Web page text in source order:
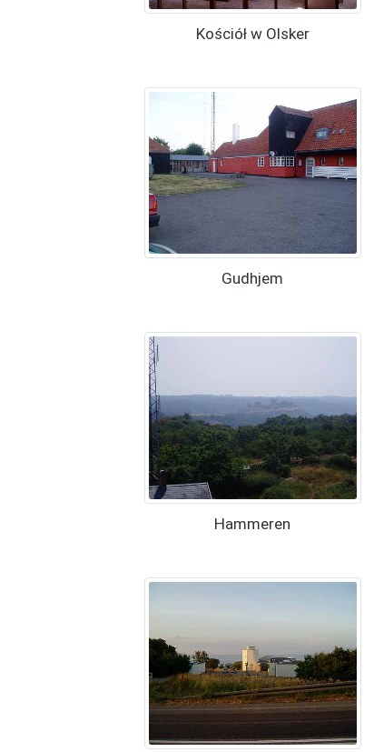
Kościół w Olsker
Gudhjem
Hammeren